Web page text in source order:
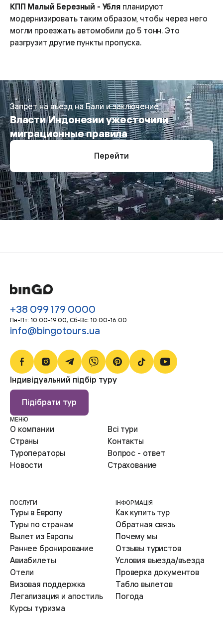
КПП Малый Березный - Убля планируют
модернизировать таким образом, чтобы через него
могли проезжать автомобили до 5 тонн. Это
разгрузит другие пункты пропуска.
Запрет на въезд на Бали и заключение
Власти Индонезии ужесточили
миграционные правила
Перейти
+38 099 179 0000
Пн-Пт: 10:00-19:00, Сб-Bc: 10:00-16:00
info@bingotours.ua
Індивідуальний підбір туру
Підібрати тур
ПОСЛУГИ
Туры в Европу
Туры по странам
Вылет из Европы
Раннее бронирование
Авиабилеты
Отели
Визовая поддержка
Легализация и апостиль
Курсы туризма
ІНФОРМАЦІЯ
Как купить тур
Обратная связь
Почему мы
Отзывы туристов
Условия выезда/въезда
Проверка документов
Табло вылетов
Погода
МЕНЮ
О компании
Всі тури
Страны
Контакты
Туроператоры
Вопрос - ответ
Новости
Страхование